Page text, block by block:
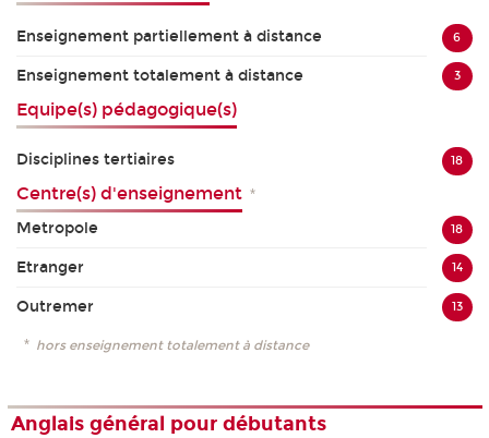
Enseignement partiellement à distance 6
Enseignement totalement à distance 3
Equipe(s) pédagogique(s)
Disciplines tertiaires 18
Centre(s) d'enseignement *
Metropole 18
Etranger 14
Outremer 13
* hors enseignement totalement à distance
Anglais général pour débutants